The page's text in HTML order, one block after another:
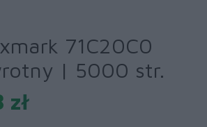
71C20C0
| 5000 str.
zł